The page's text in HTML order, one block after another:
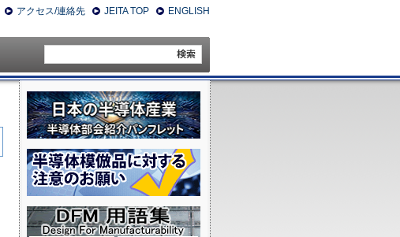
アクセス/連絡先 JEITA TOP ENGLISH